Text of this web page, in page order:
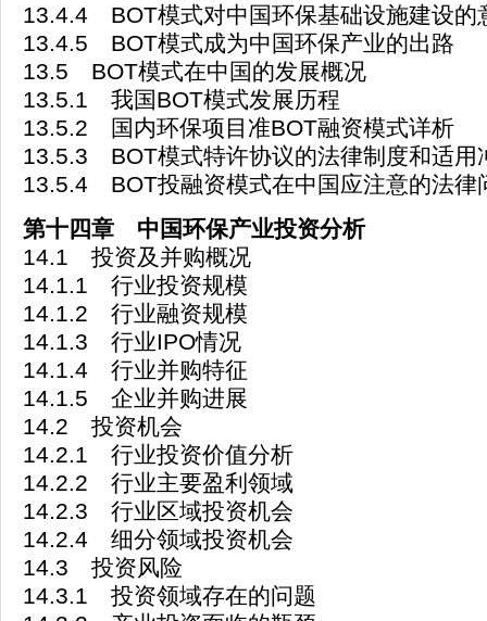
13.4.4 BOT模式对中国环保基础设施建设的
13.4.5 BOT模式成为中国环保产业的出路
13.5 BOT模式在中国的发展概况
13.5.1 我国BOT模式发展历程
13.5.2 国内环保项目准BOT融资模式详析
13.5.3 BOT模式特许协议的法律制度和适用
13.5.4 BOT投融资模式在中国应注意的法律
第十四章 中国环保产业投资分析
14.1 投资及并购概况
14.1.1 行业投资规模
14.1.2 行业融资规模
14.1.3 行业IPO情况
14.1.4 行业并购特征
14.1.5 企业并购进展
14.2 投资机会
14.2.1 行业投资价值分析
14.2.2 行业主要盈利领域
14.2.3 行业区域投资机会
14.2.4 细分领域投资机会
14.3 投资风险
14.3.1 投资领域存在的问题